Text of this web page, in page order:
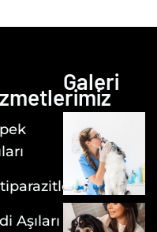
Aşıları
Galeri